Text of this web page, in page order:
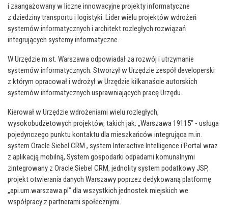
i zaangażowany w liczne innowacyjne projekty informatyczne
z dziedziny transportu i logistyki. Lider wielu projektów wdrożeń
systemów informatycznych i architekt rozległych rozwiązań
integrujących systemy informatyczne.
W Urzędzie m.st. Warszawa odpowiadał za rozwój i utrzymanie
systemów informatycznych. Stworzył w Urzędzie zespół developerski
z którym opracował i wdrożył w Urzędzie kilkanaście autorskich
systemów informatycznych usprawniających pracę Urzędu.
Kierował w Urzędzie wdrożeniami wielu rozległych,
wysokobudżetowych projektów, takich jak: „Warszawa 19115” - usługa
pojedynczego punktu kontaktu dla mieszkańców integrująca m.in.
system Oracle Siebel CRM , system Interactive Intelligence i Portal wraz
z aplikacją mobilną, System gospodarki odpadami komunalnymi
zintegrowany z Oracle Siebel CRM, jednolity system podatkowy JSP,
projekt otwierania danych Warszawy poprzez dedykowaną platformę
„api.um.warszawa.pl” dla wszystkich jednostek miejskich we
współpracy z partnerami społecznymi.